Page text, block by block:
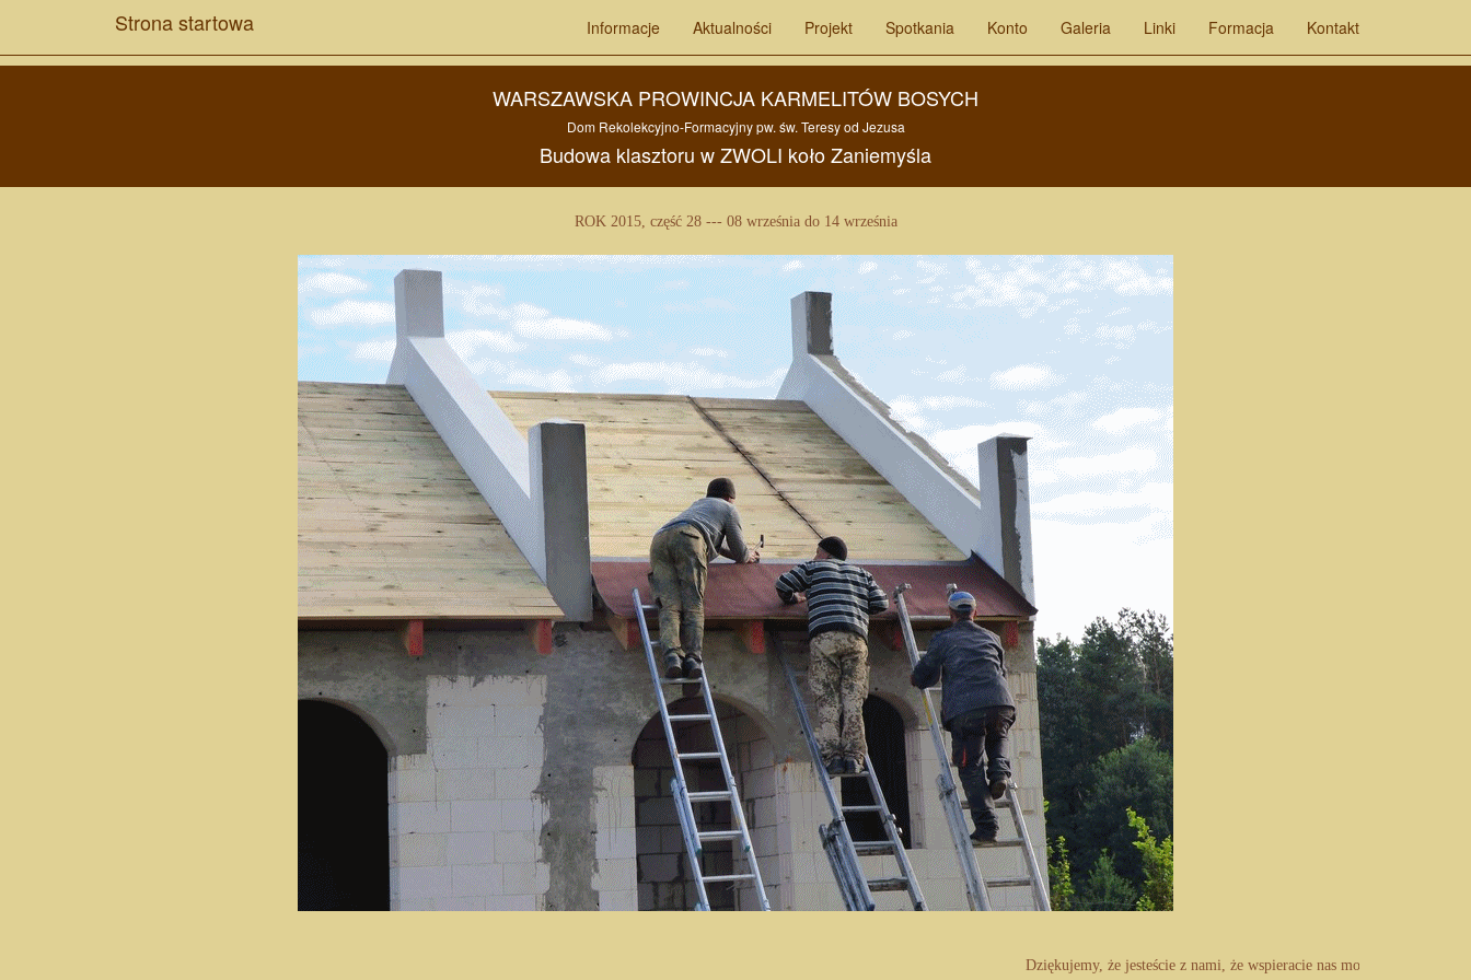
Strona startowa Informacje Aktualności Projekt Spotkania Konto Galeria Linki Formacja Kontakt
WARSZAWSKA PROWINCJA KARMELITÓW BOSYCH
Dom Rekolekcyjno-Formacyjny pw. św. Teresy od Jezusa
Budowa klasztoru wZWOLI kołoZaniemyśla
ROK 2015, część 28 --- 08 września do 14 września
Dziękujemy, że jesteście z nami, że wspieracie nas modlitwą i ofiarą